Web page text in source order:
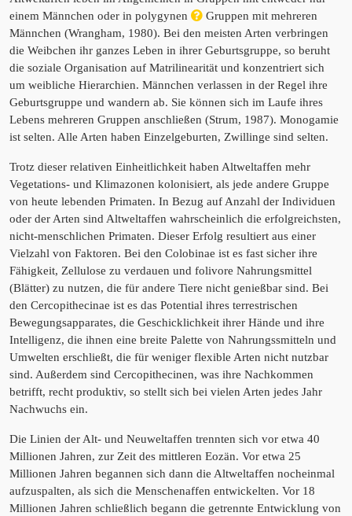
einem Männchen oder in polygynen
Gruppen mit mehreren
Männchen (Wrangham, 1980). Bei den meisten Arten verbringen
die Weibchen ihr ganzes Leben in ihrer Geburtsgruppe, so beruht
die soziale Organisation auf Matrilinearität und konzentriert sich
um weibliche Hierarchien. Männchen verlassen in der Regel ihre
Geburtsgruppe und wandern ab. Sie können sich im Laufe ihres
Lebens mehreren Gruppen anschließen (Strum, 1987). Monogamie
ist selten. Alle Arten haben Einzelgeburten, Zwillinge sind selten.
Trotz dieser relativen Einheitlichkeit haben Altweltaffen mehr
Vegetations- und Klimazonen kolonisiert, als jede andere Gruppe
von heute lebenden Primaten. In Bezug auf Anzahl der Individuen
oder der Arten sind Altweltaffen wahrscheinlich die erfolgreichsten,
nicht-menschlichen Primaten. Dieser Erfolg resultiert aus einer
Vielzahl von Faktoren. Bei den Colobinae ist es fast sicher ihre
Fähigkeit, Zellulose zu verdauen und folivore Nahrungsmittel
(Blätter) zu nutzen, die für andere Tiere nicht genießbar sind. Bei
den Cercopithecinae ist es das Potential ihres terrestrischen
Bewegungsapparates, die Geschicklichkeit ihrer Hände und ihre
Intelligenz, die ihnen eine breite Palette von Nahrungssmitteln und
Umwelten erschließt, die für weniger flexible Arten nicht nutzbar
sind. Außerdem sind Cercopithecinen, was ihre Nachkommen
betrifft, recht produktiv, so stellt sich bei vielen Arten jedes Jahr
Nachwuchs ein.
Die Linien der Alt- und Neuweltaffen trennten sich vor etwa 40
Millionen Jahren, zur Zeit des mittleren Eozän. Vor etwa 25
Millionen Jahren begannen sich dann die Altweltaffen nocheinmal
aufzuspalten, als sich die Menschenaffen entwickelten. Vor 18
Millionen Jahren schließlich begann die getrennte Entwicklung von